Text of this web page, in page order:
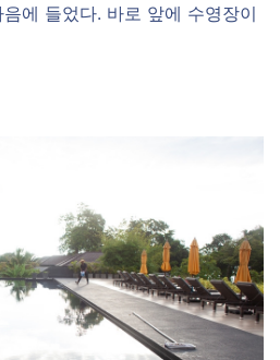
에 들었다. 바로 앞에 수영장이